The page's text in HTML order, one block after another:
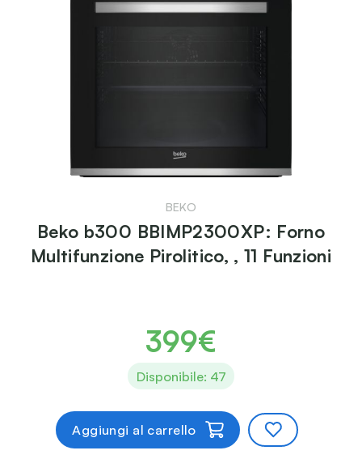
BEKO
Beko b300 BBIMP2300XP: Forno
Multifunzione Pirolitico, , 11 Funzioni
399€
Disponibile: 47
Aggiungi al carrello